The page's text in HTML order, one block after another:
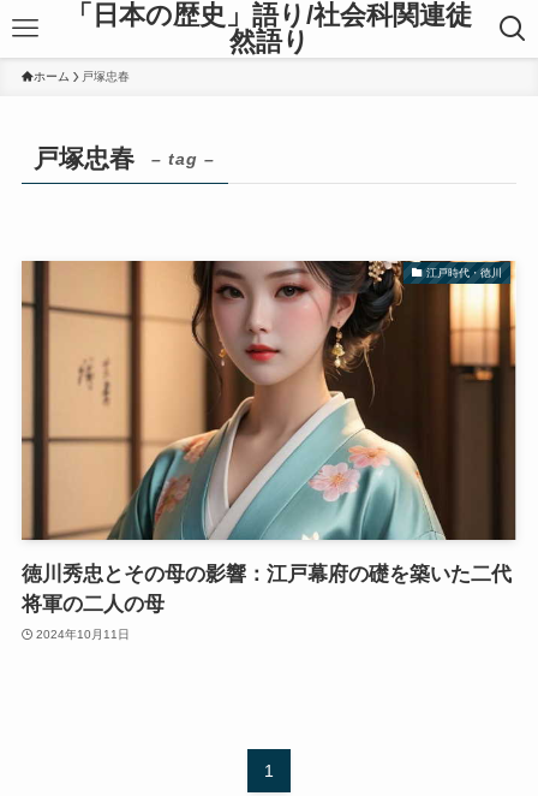
「日本の歴史」語り/社会科関連徒
然語り
ホーム 戸塚忠春
戸塚忠春 – tag –
江戸時代・徳川
徳川秀忠とその母の影響：江戸幕府の礎を築いた二代
将軍の二人の母
2024年10月11日
1